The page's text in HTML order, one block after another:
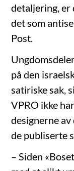
detaljering, er
det som
Post.
på den
satiriske sak,
VPRO ikke
designerne
de publiserte
– Siden